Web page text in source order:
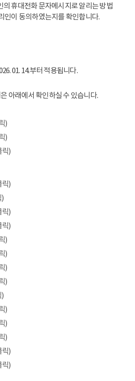
휴대전화 문자메시지로 알리는 방법
인이 동의하였는지를 확인합니다.
01. 14.부터 적용됩니다.
아래에서 확인하실 수 있습니다.
)
)
릭)
릭)
)
릭)
릭)
)
)
)
)
)
)
)
)
릭)
릭)